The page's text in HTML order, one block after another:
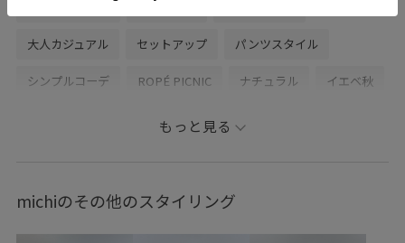
大人カジュアル セットアップ パンツスタイル
シンプルコーデ ROPÉ PICNIC ナチュラル イエベ秋
トップス シャツ/ブラウス
GDS16250 GIA16080
もっと見る
michiのその他のスタイリング